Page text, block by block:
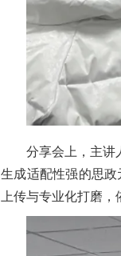
分享会上，主讲
生成适配性强的思
上传与专业化打磨